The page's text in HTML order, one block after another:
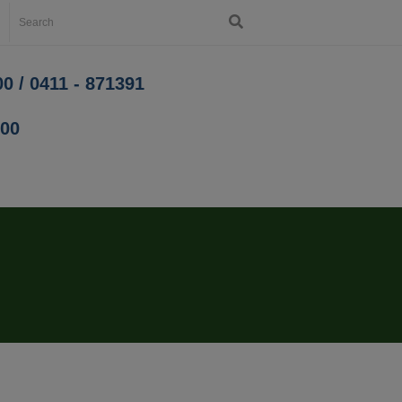
/ 0411 - 871391